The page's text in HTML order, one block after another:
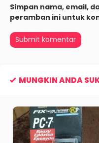
Simpan nama, email,
peramban ini untuk
MUNGKIN ANDA